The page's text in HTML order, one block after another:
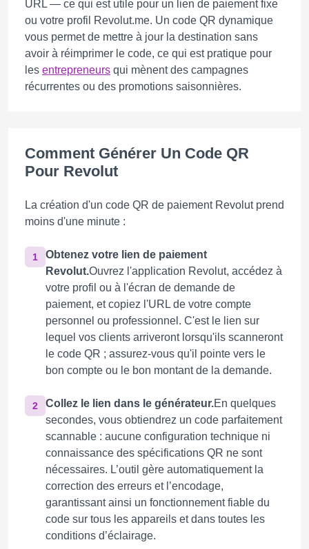
URL — ce qui est utile pour un lien de paiement fixe
ou votre profil Revolut.me. Un code QR dynamique
vous permet de mettre à jour la destination sans
avoir à réimprimer le code, ce qui est pratique pour
les entrepreneurs qui mènent des campagnes
récurrentes ou des promotions saisonnières.
Comment Générer Un Code QR
Pour Revolut
La création d'un code QR de paiement Revolut prend
moins d'une minute :
1
Obtenez votre lien de paiement
Revolut.Ouvrez l'application Revolut, accédez à
votre profil ou à l'écran de demande de
paiement, et copiez l'URL de votre compte
personnel ou professionnel. C'est le lien sur
lequel vos clients arriveront lorsqu'ils scanneront
le code QR ; assurez-vous qu'il pointe vers le
bon compte ou le bon montant de la demande.
2 Collez le lien dans le générateur.En quelques
secondes, vous obtiendrez un code parfaitement
scannable : aucune configuration technique ni
connaissance des spécifications QR ne sont
nécessaires. L’outil gère automatiquement la
correction des erreurs et l’encodage,
garantissant ainsi un fonctionnement fiable du
code sur tous les appareils et dans toutes les
conditions d’éclairage.